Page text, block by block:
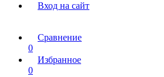
Вход на сайт
Сравнение
0
Избранное
0